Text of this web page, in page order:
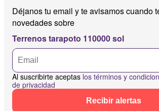
Déjanos tu email y te avisamos cuando
novedades sobre
Terrenos tarapoto 110000 sol
Al suscribirte aceptas los términos y
de privacidad
Recibir alertas